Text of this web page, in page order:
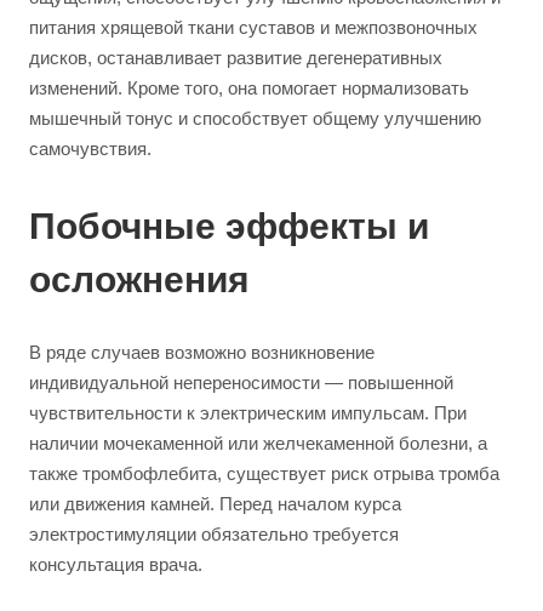
питания хрящевой ткани суставов и межпозвоночных
дисков, останавливает развитие дегенеративных
изменений. Кроме того, она помогает нормализовать
мышечный тонус и способствует общему улучшению
самочувствия.
Побочные эффекты и
осложнения
В ряде случаев возможно возникновение
индивидуальной непереносимости — повышенной
чувствительности к электрическим импульсам. При
наличии мочекаменной или желчекаменной болезни, а
также тромбофлебита, существует риск отрыва тромба
или движения камней. Перед началом курса
электростимуляции обязательно требуется
консультация врача.